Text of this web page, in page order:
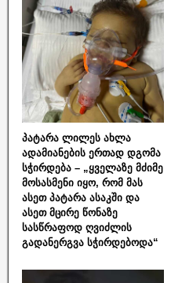
პატარა ლილეს ახლა
ადამიანების ერთად დგომა
სჭირდება – „ყველაზე მძიმე
მოსასმენი იყო, რომ მას
ასეთ პატარა ასაკში და
ასეთ მცირე წონაზე
სასწრაფოდ ღვიძლის
გადანერგვა სჭირდებოდა“